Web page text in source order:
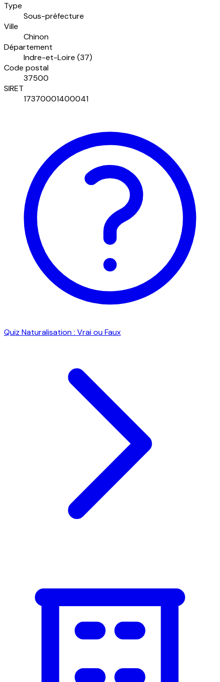
Type
Sous-préfecture
Ville
Chinon
Département
Indre-et-Loire (37)
Code postal
37500
SIRET
17370001400041
Quiz Naturalisation : Vrai ou Faux